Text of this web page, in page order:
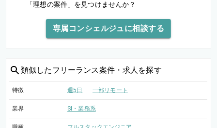
「理想の案件」を見つけませんか？
専属コンシェルジュに相談する
類似した フリーランス案件・求人を探す
特徴 週5日 一部リモート
業界 SI・業務系